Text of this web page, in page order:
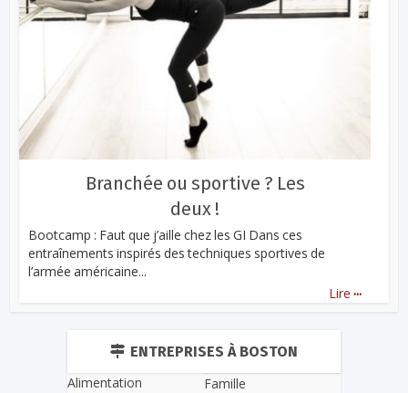
Branchée ou sportive ? Les
deux !
Bootcamp : Faut que j’aille chez les GI Dans ces
entraînements inspirés des techniques sportives de
l’armée américaine...
Lire ...
ENTREPRISES À BOSTON
Alimentation
Famille